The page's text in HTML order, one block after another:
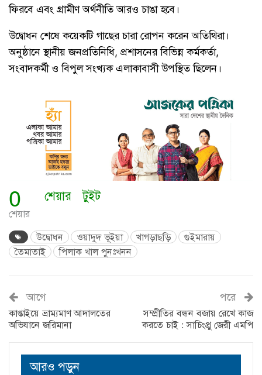
ফিরবে এবং গ্রামীণ অর্থনীতি আরও চাঙা হবে।
উদ্বোধন শেষে কয়েকটি গাছের চারা রোপন করেন অতিথিরা।
অনুষ্ঠানে স্থানীয় জনপ্রতিনিধি, প্রশাসনের বিভিন্ন কর্মকর্তা,
সংবাদকর্মী ও বিপুল সংখ্যক এলাকাবাসী উপস্থিত ছিলেন।
0
শেয়ার
শেয়ার টুইট
উদ্বোধন ওয়াদুদ ভূইয়া খাগড়াছড়ি
গুইমারায়
তৈমাতাই
পিলাক খাল পুনঃখনন
আগে
কাপ্তাইয়ে ভ্রাম্যমাণ আদালতের
অভিযানে জরিমানা
পরে
সম্প্রীতির বন্ধন বজায় রেখে কাজ
করতে চাই : সাচিংপ্রু জেরী এমপি
আরও পড়ুন